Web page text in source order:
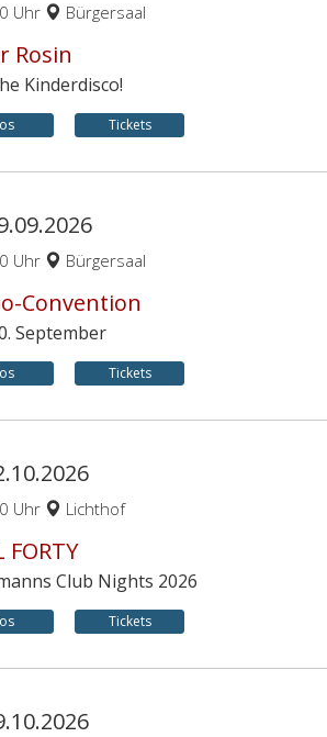
Uhr Bürgersaal
Rosin
Kinderdisco!
Tickets
Uhr Bürgersaal
Convention
September
Tickets
Uhr Lichthof
FORTY
Club Nights 2026
Tickets